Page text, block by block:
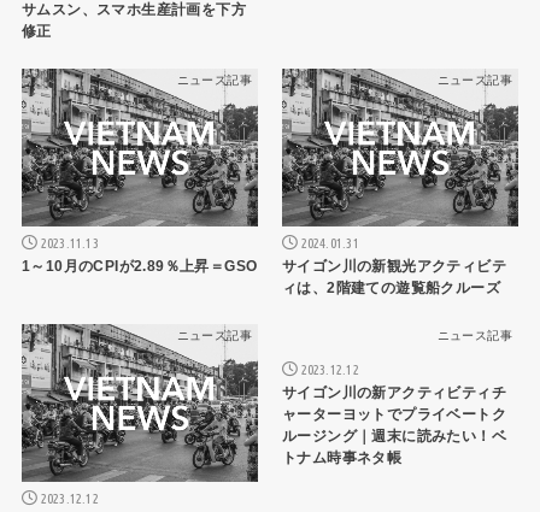
サムスン、スマホ生産計画を下方
修正
ニュース記事
2023.11.13
1～10月のCPIが2.89％上昇＝GSO
ニュース記事
2024.01.31
サイゴン川の新観光アクティビテ
ィは、2階建ての遊覧船クルーズ
ニュース記事
2023.12.12
ニュース記事
2023.12.12
サイゴン川の新アクティビティチ
ャーターヨットでプライベートク
ルージング｜週末に読みたい！ベ
トナム時事ネタ帳